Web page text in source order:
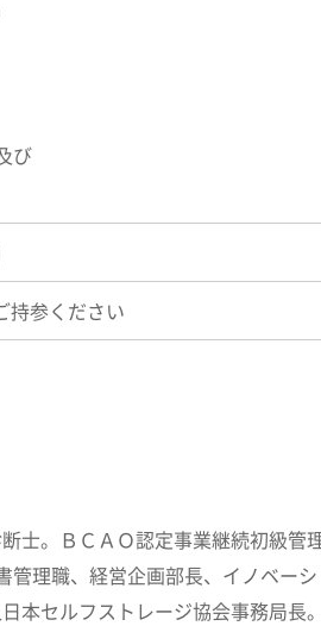
び
持参ください
士。ＢＣＡＯ認定事業継続初級管
理職、経営企画部長、イノベー
本セルフストレージ協会事務局長